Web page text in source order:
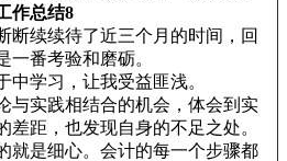
作总结8
断续续待了近三个月的时间，回
一番考验和磨砺。
学习，让我受益匪浅。
与实践相结合的机会，体会到实
差距，也发现自身的不足之处。
就是细心。会计的每一个步骤都